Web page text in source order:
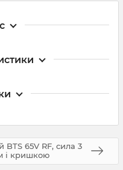
65V RF, сила 3
і кришкою